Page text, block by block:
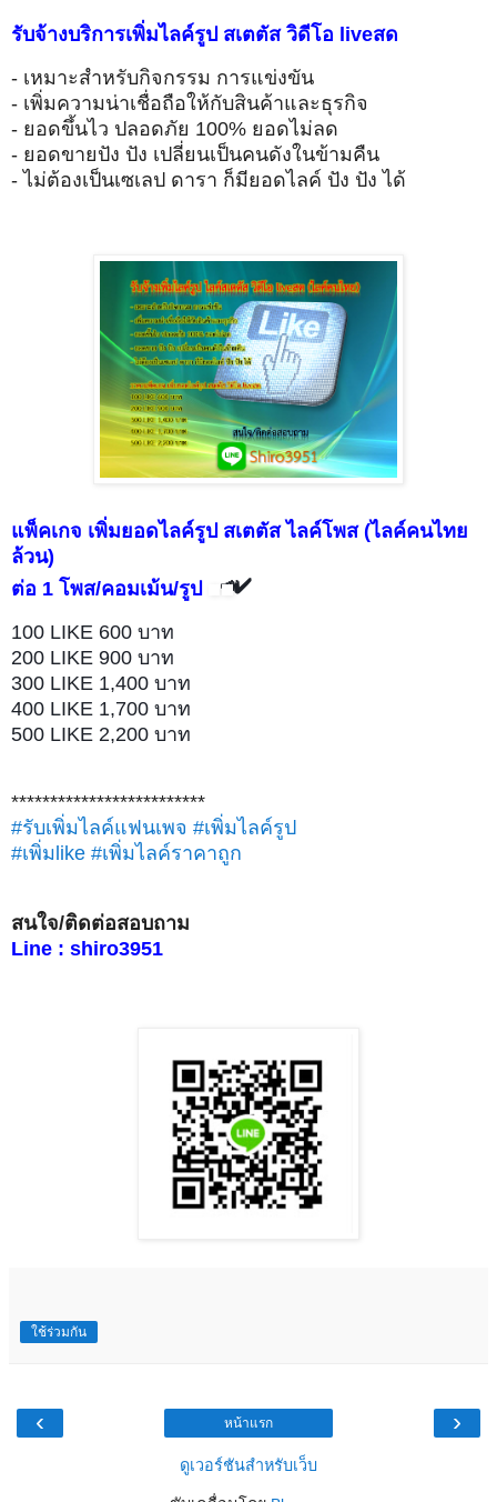
รับจ้างบริการเพิ่มไลค์รูป สเตตัส วิดีโอ liveสด
- เหมาะสำหรับกิจกรรม การแข่งขัน
- เพิ่มความน่าเชื่อถือให้กับสินค้าและธุรกิจ
- ยอดขึ้นไว ปลอดภัย 100% ยอดไม่ลด
- ยอดขายปัง ปัง เปลี่ยนเป็นคนดังในข้ามคืน
- ไม่ต้องเป็นเซเลป ดารา ก็มียอดไลค์ ปัง ปัง ได้
แพ็คเกจ เพิ่มยอดไลค์รูป สเตตัส ไลค์โพส (ไลค์คนไทย
ล้วน)
ต่อ 1 โพส/คอมเม้น/รูป
📣✔️
100 LIKE 600 บาท
200 LIKE 900 บาท
300 LIKE 1,400 บาท
400 LIKE 1,700 บาท
500 LIKE 2,200 บาท
*************************
#รับเพิ่มไลค์แฟนเพจ #เพิ่มไลค์รูป
#เพิ่มlike #เพิ่มไลค์ราคาถูก
สนใจ/ติดต่อสอบถาม
Line : shiro3951
ใช้ร่วมกัน
‹ ›
หน้าแรก
ดูเวอร์ชันสำหรับเว็บ